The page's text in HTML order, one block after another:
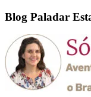
Blog Paladar